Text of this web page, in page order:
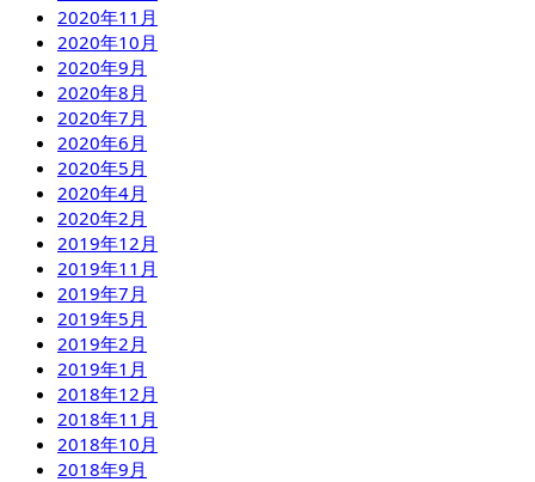
2020年11月
2020年10月
2020年9月
2020年8月
2020年7月
2020年6月
2020年5月
2020年4月
2020年2月
2019年12月
2019年11月
2019年7月
2019年5月
2019年2月
2019年1月
2018年12月
2018年11月
2018年10月
2018年9月